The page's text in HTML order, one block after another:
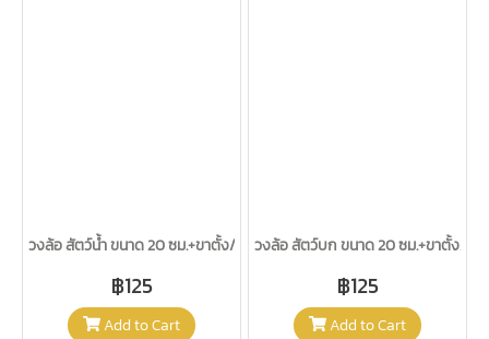
วงล้อ สัตว์น้ำ ขนาด 20 ซม.+ขาตั้ง/วรา
฿125
Add to Cart
วงล้อ สัตว์บก ขนาด 20 ซม.+ขาตั้ง/วรา
฿125
Add to Cart